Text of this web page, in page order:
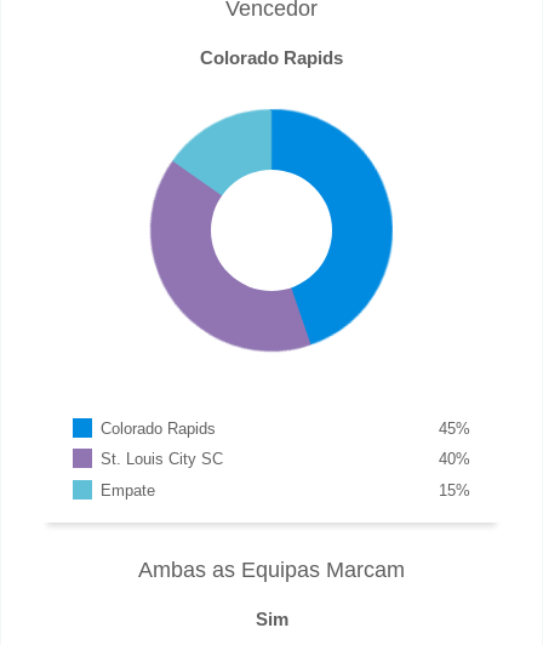
Vencedor
Colorado Rapids
Colorado Rapids %
45
St. Louis City SC
%
40
Empate
%
15
Ambas as Equipas Marcam
Sim